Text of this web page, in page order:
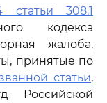
статьи 308.1
кодекса
жалоба,
принятые по
статьи,
Российской